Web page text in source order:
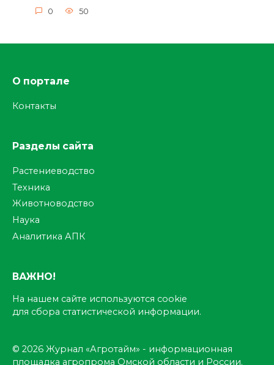
0 50
О портале
Контакты
Разделы сайта
Растениеводство
Техника
Животноводство
Наука
Аналитика АПК
ВАЖНО!
На нашем сайте используются cookie
для сбора статистической информации.
© 2026 Журнал «Агротайм» - информационная
площадка агропрома Омской области и России.